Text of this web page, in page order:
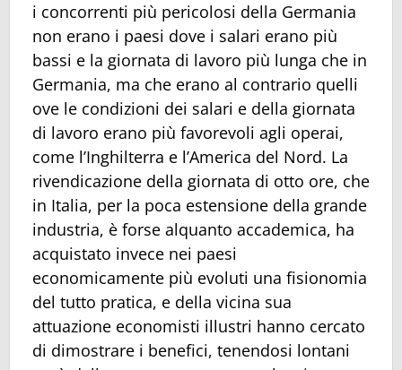
i concorrenti più pericolosi della Germania
non erano i paesi dove i salari erano più
bassi e la giornata di lavoro più lunga che in
Germania, ma che erano al contrario quelli
ove le condizioni dei salari e della giornata
di lavoro erano più favorevoli agli operai,
come l’Inghilterra e l’America del Nord. La
rivendicazione della giornata di otto ore, che
in Italia, per la poca estensione della grande
industria, è forse alquanto accademica, ha
acquistato invece nei paesi
economicamente più evoluti una fisionomia
del tutto pratica, e della vicina sua
attuazione economisti illustri hanno cercato
di dimostrare i benefici, tenendosi lontani